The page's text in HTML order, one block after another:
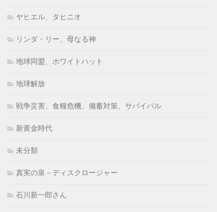
ヤヒエル、タヒニオ
リンダ・リー、母なる神
地球同盟、ホワイトハット
地球解放
戦争災害、食糧危機、備蓄対策、サバイバル
新黄金時代
未分類
真実の泉－ディスクロージャー
石川新一郎さん